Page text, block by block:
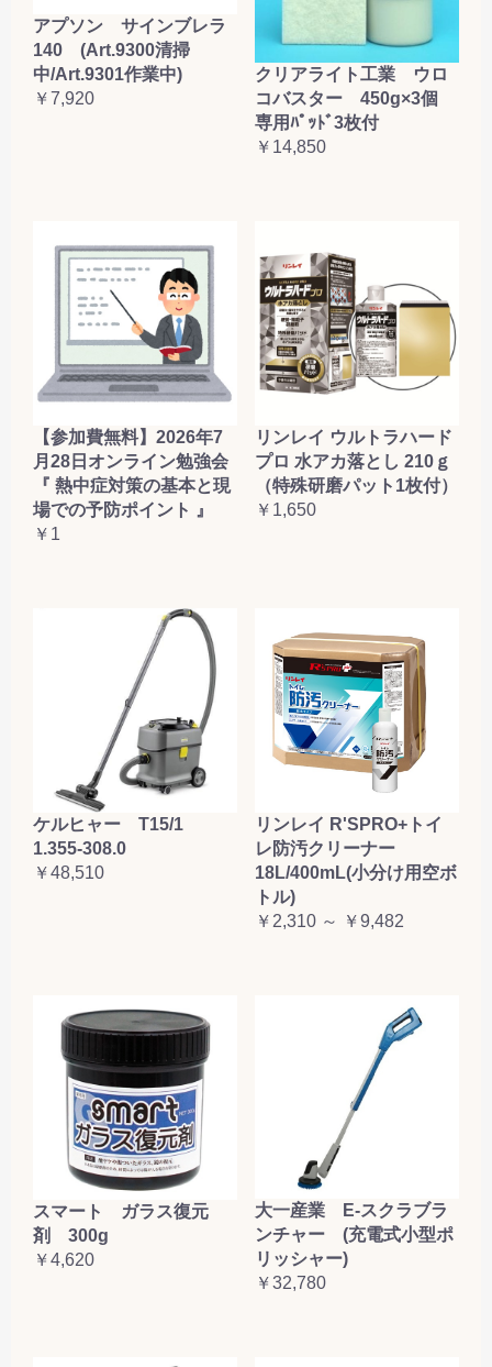
アプソン サインブレラ
140 (Art.9300清掃
中/Art.9301作業中)
￥7,920
クリアライト工業 ウロ
コバスター 450g×3個
専用ﾊﾟｯﾄﾞ3枚付
￥14,850
【参加費無料】2026年7
月28日オンライン勉強会
『 熱中症対策の基本と現
場での予防ポイント 』
￥1
リンレイ ウルトラハード
プロ 水アカ落とし 210ｇ
（特殊研磨パット1枚付）
￥1,650
ケルヒャー T15/1
1.355-308.0
￥48,510
リンレイ R'SPRO+トイ
レ防汚クリーナー
18L/400mL(小分け用空ボ
トル)
￥2,310 ～ ￥9,482
スマート ガラス復元
剤 300g
￥4,620
大一産業 E-スクラブラ
ンチャー (充電式小型ポ
リッシャー)
￥32,780